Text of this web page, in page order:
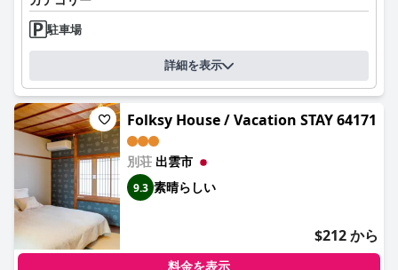
駐車場
詳細を表示
Folksy House / Vacation STAY 64171
別荘 出雲市
9.3 素晴らしい
$212 から
料金を表示